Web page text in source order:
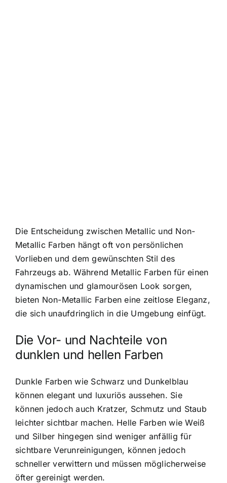
Die Entscheidung zwischen Metallic und Non-
Metallic Farben hängt oft von persönlichen
Vorlieben und dem gewünschten Stil des
Fahrzeugs ab. Während Metallic Farben für einen
dynamischen und glamourösen Look sorgen,
bieten Non-Metallic Farben eine zeitlose Eleganz,
die sich unaufdringlich in die Umgebung einfügt.
Die Vor- und Nachteile von
dunklen und hellen Farben
Dunkle Farben wie Schwarz und Dunkelblau
können elegant und luxuriös aussehen. Sie
können jedoch auch Kratzer, Schmutz und Staub
leichter sichtbar machen. Helle Farben wie Weiß
und Silber hingegen sind weniger anfällig für
sichtbare Verunreinigungen, können jedoch
schneller verwittern und müssen möglicherweise
öfter gereinigt werden.